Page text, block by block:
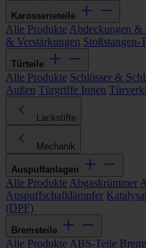
Karosserieteile
Alle Produkte Abdeckungen &
& Verstärkungen Stoßstangen-
Türteile
Alle Produkte Schlösser &
Außen Türgriffe Innen
Lackstifte
Mechanik
Auspuffanlagen
Alle Produkte Abgaskrümmer
Auspuffschalldämpfer
(DPF)
Bremsteile
Alle Produkte ABS-Teile